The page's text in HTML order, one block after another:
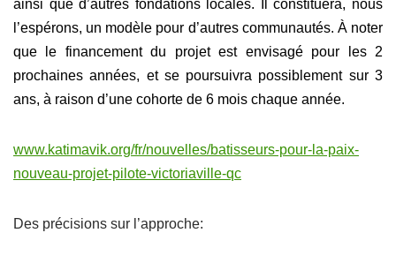
ainsi que d’autres fondations locales. Il constituera, nous
l’espérons, un modèle pour d’autres communautés. À noter
que le financement du projet est envisagé pour les 2
prochaines années, et se poursuivra possiblement sur 3
ans, à raison d’une cohorte de 6 mois chaque année.
www.katimavik.org/fr/nouvelles/batisseurs-pour-la-paix-
nouveau-projet-pilote-victoriaville-qc
Des précisions sur l’approche: